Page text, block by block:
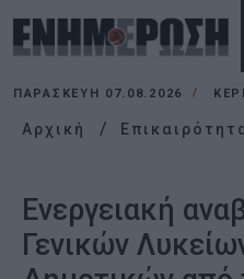
ΠΑΡΑΣΚΕΥΉ 07.08.2026
Αρχική
Ενεργειακή
Γενικών